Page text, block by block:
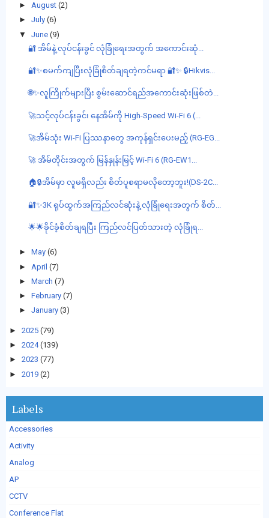
► August (2)
► July (6)
▼
June (9)
🔐 အိမ်နဲ့ လုပ်ငန်းခွင် လုံခြုံရေးအတွက် အကောင်းဆုံ...
🔐✨စမက်ကျပြီးလုံခြုံစိတ်ချရတဲ့ကင်မရာ 🔐✨ 🔒Hikvis...
🌐✨လူကြိုက်များပြီး စွမ်းဆောင်ရည်အကောင်းဆုံးဖြစ်တဲ...
🚀သင့်လုပ်ငန်းခွင်၊ နေအိမ်ကို High-Speed Wi-Fi 6 (...
🚀အိမ်သုံး Wi-Fi ပြဿနာတွေ အကုန်ရှင်းပေးမည့် (RG-EG...
🚀 အိမ်တိုင်းအတွက် မြန်နှုန်းမြင့် Wi-Fi 6 (RG-EW1...
🏠🔒အိမ်မှာ လူမရှိလည်း စိတ်ပူစရာမလိုတော့ဘူး!(DS-2C...
🔐✨3K ရုပ်ထွက်အကြည်လင်ဆုံးနဲ့ လုံခြုံရေးအတွက် စိတ်...
🌟🌟ခိုင်ခံ့စိတ်ချရပြီး ကြည်လင်ပြတ်သားတဲ့ လုံခြုံရ...
► May (6)
► April (7)
► March (7)
► February (7)
► January (3)
► 2025 (79)
► 2024 (139)
► 2023 (77)
► 2019 (2)
Labels
Accessories
Activity
Analog
AP
CCTV
Conference Flat